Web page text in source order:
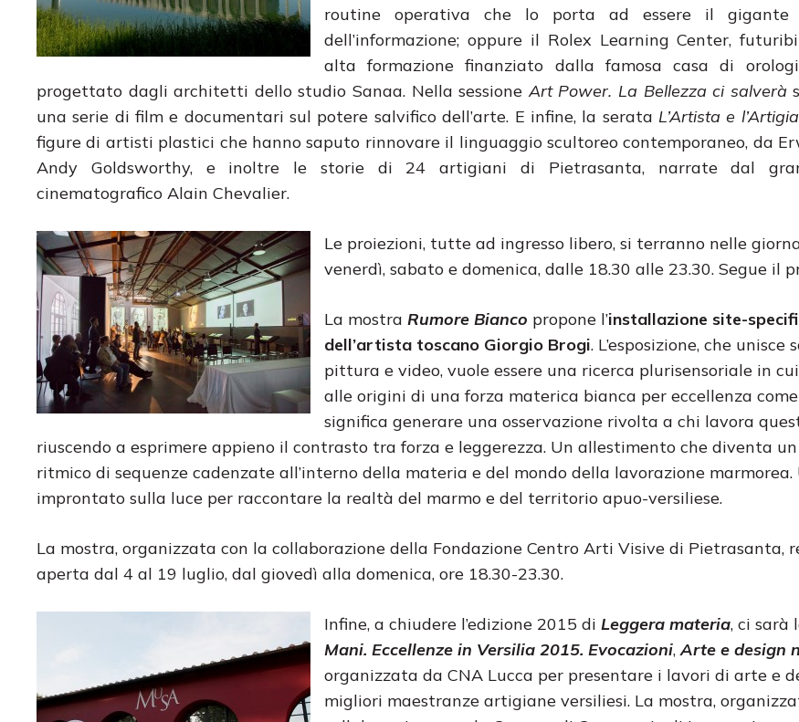
routine operativa che lo porta ad essere il gigante
dell’informazione; oppure il Rolex Learning Center,
alta formazione finanziato dalla famosa casa di
progettato dagli architetti dello studio Sanaa. Nella sessioneArt Power. La Bellezza ci salverà
una serie di film e documentari sul potere salvifico dell’arte. E infine, la serata L’Artista e
figure di artisti plastici che hanno saputo rinnovare il linguaggio scultoreo contemporaneo, da
Andy Goldsworthy, e inoltre le storie di 24 artigiani di Pietrasanta, narrate dal
cinematografico Alain Chevalier.
Le proiezioni, tutte ad ingresso libero, si terranno nelle
venerdì, sabato e domenica, dalle 18.30 alle 23.30. Segue il
La mostra Rumore Bianco propone l’installazione site-
dell’artista toscano Giorgio Brogi. L’esposizione, che unisce
pittura e video, vuole essere una ricerca plurisensoriale in
alle origini di una forza materica bianca per eccellenza
significa generare una osservazione rivolta a chi lavora
riuscendo a esprimere appieno il contrasto tra forza e leggerezza. Un allestimento che diventa
ritmico di sequenze cadenzate all’interno della materia e del mondo della lavorazione
improntato sulla luce per raccontare la realtà del marmo e del territorio apuo-versiliese.
La mostra, organizzata con la collaborazione della Fondazione Centro Arti Visive di Pietrasanta,
aperta dal 4 al 19 luglio, dal giovedì alla domenica, ore 18.30-23.30.
Infine, a chiudere l’edizione 2015 di Leggera materia, ci sarà
Mani. Eccellenze in Versilia 2015. Evocazioni,Arte e design
organizzata da CNA Lucca per presentare i lavori di arte e
migliori maestranze artigiane versiliesi. La mostra,